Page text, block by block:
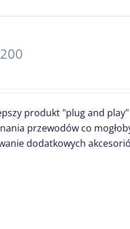
produkt "plug and
przewodów co
dodatkowych